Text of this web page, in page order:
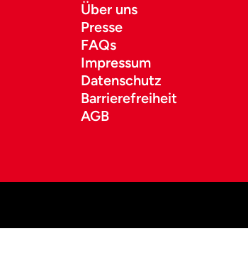
Über uns
Presse
FAQs
Impressum
Datenschutz
Barrierefreiheit
AGB